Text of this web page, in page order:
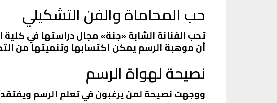
حب المحاماة والفن التشكيلي
تحب الفنانة الشابة «جنة» مجال دراستها في
أن موهبة الرسم يمكن اكتسابها وتنميتها من
نصيحة لهواة الرسم
ووجهت نصيحة لمن يرغبون في تعلم الرسم